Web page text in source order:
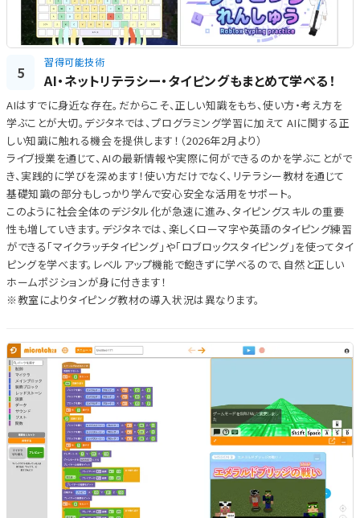
5
習得可能技術
AI・ネットリテラシー・タイピングもまとめて学べる！
AIはすでに身近な存在。だからこそ、正しい知識をもち、使い方・考え方を
学ぶことが大切。デジタネでは、プログラミング学習に加えて AIに関する正
しい知識に触れる機会を提供します！（2026年2月より）
ライブ授業を通じて、AIの最新情報や実際に何ができるのかを学ぶことがで
き、実践的に学びを深めます！使い方だけでなく、リテラシー教材を通じて
基礎知識の部分もしっかり学んで安心安全な活用をサポート。
このように社会全体のデジタル化が急速に進み、タイピングスキルの重要
性も増していきます。デジタネでは、楽しくローマ字や英語のタイピング練習
ができる「マイクラッチタイピング」や「ロブロックスタイピング」を使ってタイ
ピングを学べます。レベルアップ機能で飽きずに学べるので、自然と正しい
ホームポジションが身に付きます！
※教室によりタイピング教材の導入状況は異なります。